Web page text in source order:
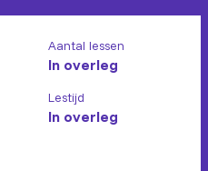
Aantal lessen
In overleg
Lestijd
In overleg